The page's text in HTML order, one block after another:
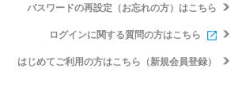
パスワードの再設定（お忘れの方）はこちら
ログインに関する質問の方はこちら
はじめてご利用の方はこちら（新規会員登録）